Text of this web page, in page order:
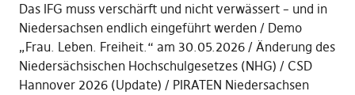
Das IFG muss verschärft und nicht verwässert – und in
Niedersachsen endlich eingeführt werden
Demo
„Frau. Leben. Freiheit.“ am 30.05.2026
Änderung des
Niedersächsischen Hochschulgesetzes (NHG)
CSD
Hannover 2026 (Update)
PIRATEN Niedersachsen